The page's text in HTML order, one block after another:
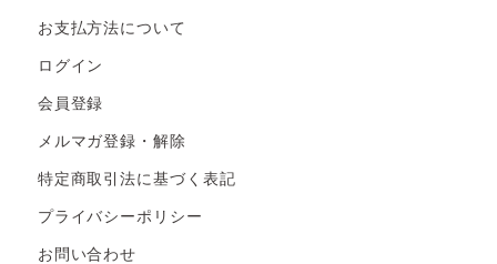
お支払方法について
ログイン
会員登録
メルマガ登録・解除
特定商取引法に基づく表記
プライバシーポリシー
お問い合わせ